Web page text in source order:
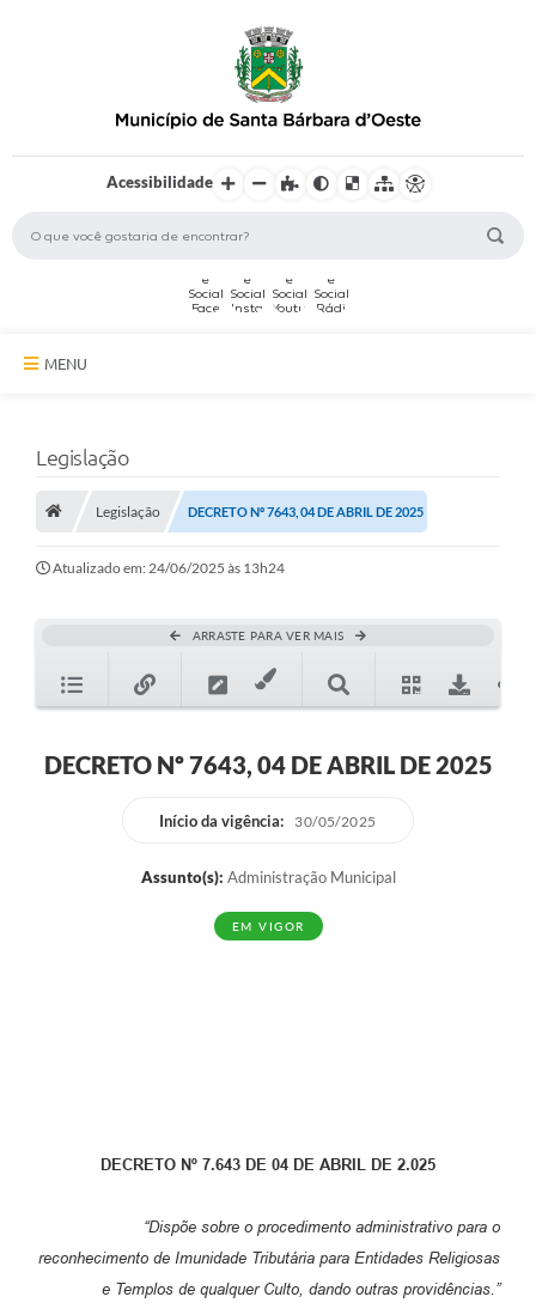
Acessibilidade
MENU
Secretarias
Serviços Online
Ouvidoria
Legislação
Lei Aldir Blanc
Cartas de Serviço ao Usuário
Publicidade
Legislação
Legislação DECRETO Nº 7643, 04 DE ABRIL DE 2025
Atualizado em: 24/06/2025 às 13h24
ARRASTE PARA VER MAIS
DECRETO Nº 7643, 04 DE ABRIL DE 2025
Início da vigência: 30/05/2025
Assunto(s): Administração Municipal
EM VIGOR
DECRETO Nº 7.643 DE 04 DE ABRIL DE 2.025
“Dispõe sobre o procedimento administrativo para o
reconhecimento de Imunidade Tributária para Entidades Religiosas
e Templos de qualquer Culto, dando outras providências.”